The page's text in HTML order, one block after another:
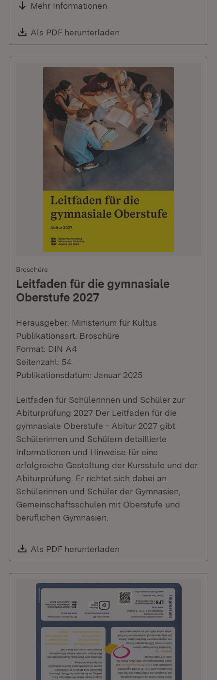
Mehr Informationen
Download:
Als PDF herunterladen
Broschüre
Leitfaden für die gymnasiale
Oberstufe 2027
Herausgeber: Ministerium für Kultus
Publikationsart: Broschüre
Format: DIN A4
Seitenzahl: 54
Publikationsdatum: Januar 2025
Leitfaden für Schülerinnen und Schüler zur
Abiturprüfung 2027 Der Leitfaden für die
gymnasiale Oberstufe - Abitur 2027 gibt
Schülerinnen und Schülern detaillierte
Informationen und Hinweise für eine
erfolgreiche Gestaltung der Kursstufe und der
Abiturprüfung. Er richtet sich dabei an
Schülerinnen und Schüler der Gymnasien,
Gemeinschaftsschulen mit Oberstufe und
beruflichen Gymnasien.
Download:
Als PDF herunterladen